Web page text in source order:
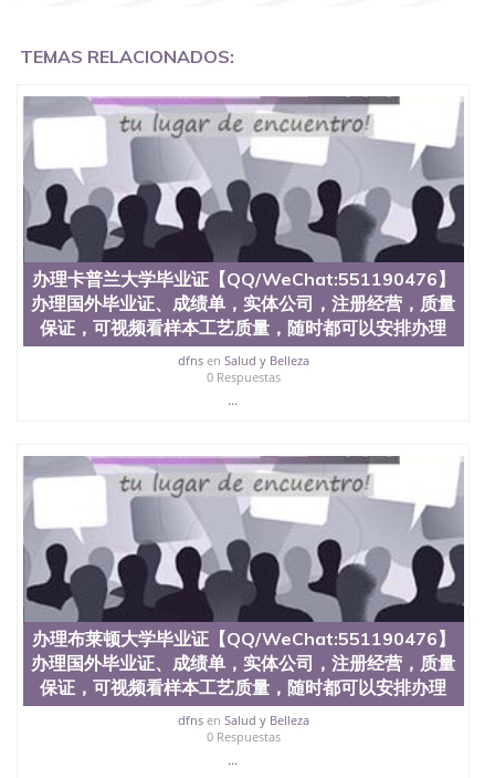
国外文凭551190476国外本科毕业证怎么办理
么办理 外假毕业证551190476哪里可以制作美国毕业
证551190476哪里可以办理澳洲毕业证551190476留
学生在哪里可以买假毕业证551190476哪里可以办理
加拿大毕业证551190476申请学校办理假的毕业证成
绩单可以吗551190476哪里可以办理水印成绩单
551190476哪里可以修改成绩单GPA分数551190476
假毕业证能查出来吗551190476假文凭网上能查到吗
551190476 如何拿到国外毕业证QQ微信551190476办
假大学毕业证QQ微信551190476国外毕业证去哪认证
QQ微信551190476找毕业证封皮QQ微信551190476国
外毕业证外壳定制QQ微信551190476快速代办国外毕
业证QQ微信551190476快速拿到国外文凭QQ微信
551190476国外留学文凭认证QQ微信551190476国外
文凭回国认证QQ微信551190476泰国文凭办理QQ微
信551190476法国留学回国证明QQ微信551190476 国
外烫金照片QQ微信551190476外国文凭在中国有用吗
551190476爱尔兰留学回国证明QQ微信551190476国
外硕士文凭办理QQ微信551190476 网上买文凭可靠
吗QQ微信551190476买国外文凭质量QQ微信
551190476国外本科毕业证怎么办理QQ微信
551190476国外大学文凭真制作QQ微信551190476办
国外文凭可找工作QQ微信551190476国外大学有毕业
证QQ微信551190476办理国外毕业证价格QQ微信
551190476国外编号查询QQ微信551190476办理国外
文凭要交定金吗QQ微信551190476办国外可查文凭
QQ微信551190476网上购买真文凭可信吗QQ微信
551190476学士学位证书查询机构QQ微信551190476
国外资格证书办理QQ微信551190476如何办理学历认
证QQ微信551190476海外文凭认证办理QQ微信
551190476 圣何塞州立大学（San Jose State
University, 又译为“圣荷西州立大学”）成立于1857
年，简称SJSU，是加州历史悠久的大学之一，也是美
TEMAS RELACIONADOS:
办理卡普兰大学毕业证【QQ/WeChat:551190476】
办理国外毕业证、成绩单，实体公司，注册经营，质量
保证，可视频看样本工艺质量，随时都可以安排办理
dfnsen Salud y Belleza
0 Respuestas
...
办理布莱顿大学毕业证【QQ/WeChat:551190476】
办理国外毕业证、成绩单，实体公司，注册经营，质量
保证，可视频看样本工艺质量，随时都可以安排办理
dfnsen Salud y Belleza
0 Respuestas
...